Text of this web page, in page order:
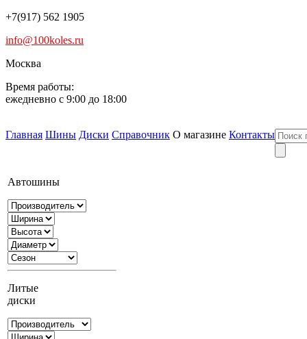
+7(917) 562 1905
info@100koles.ru
Москва
Время работы:
ежедневно с 9:00 до 18:00
Главная Шины Диски Справочник О магазине Контакты
Автошины
Литые
диски